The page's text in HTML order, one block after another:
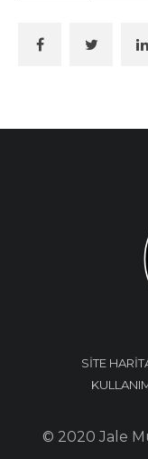
SİTE
© 2020 Jale